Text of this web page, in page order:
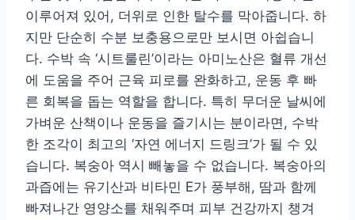
이루어져 있어, 더위로 인한 탈수를 막아줍니다. 하
지만 단순히 수분 보충용으로만 보시면 아쉽습니
다. 수박 속 ‘시트룰린’이라는 아미노산은 혈류 개선
에 도움을 주어 근육 피로를 완화하고, 운동 후 빠
른 회복을 돕는 역할을 합니다. 특히 무더운 날씨에
가벼운 산책이나 운동을 즐기시는 분이라면, 수박
한 조각이 최고의 ‘자연 에너지 드링크’가 될 수 있
습니다. 복숭아 역시 빼놓을 수 없습니다. 복숭아의
과즙에는 유기산과 비타민 E가 풍부해, 땀과 함께
빠져나간 영양소를 채워주며 피부 건강까지 챙겨